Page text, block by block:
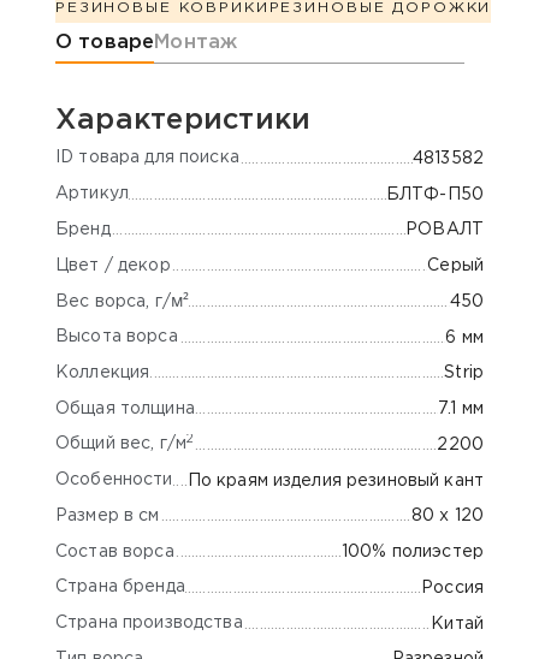
РЕЗИНОВЫЕ КОВРИКИ РЕЗИНОВЫЕ ДОРОЖКИ
Информация о товаре
О товаре Монтаж
Характеристики
ID товара для поиска 4813582
Артикул БЛТФ-П50
Бренд РОВАЛТ
Цвет / декор Серый
Вес ворса, г/м² 450
Высота ворса 6 мм
Коллекция Strip
Общая толщина 7.1 мм
Общий вес, г/м 2 2200
Особенности По краям изделия резиновый кант
Размер в см 80 х 120
Состав ворса 100% полиэстер
Страна бренда Россия
Страна производства Китай